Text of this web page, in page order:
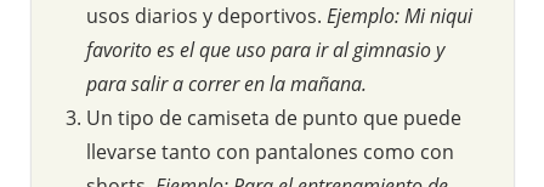
usos diarios y deportivos. Ejemplo: Mi niqui
favorito es el que uso para ir al gimnasio y
para salir a correr en la mañana.
Un tipo de camiseta de punto que puede
llevarse tanto con pantalones como con